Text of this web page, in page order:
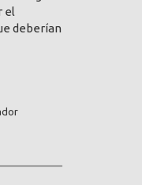
el
deberían